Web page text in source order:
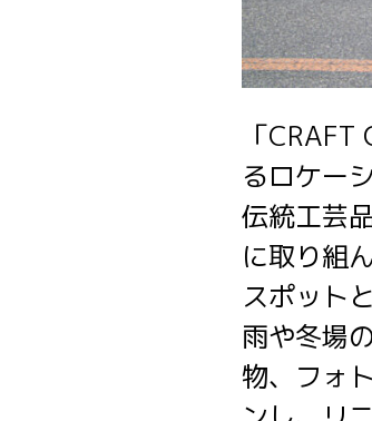
「
るロケー
伝統工芸
に取り組
スポット
雨や冬場
物、フォ